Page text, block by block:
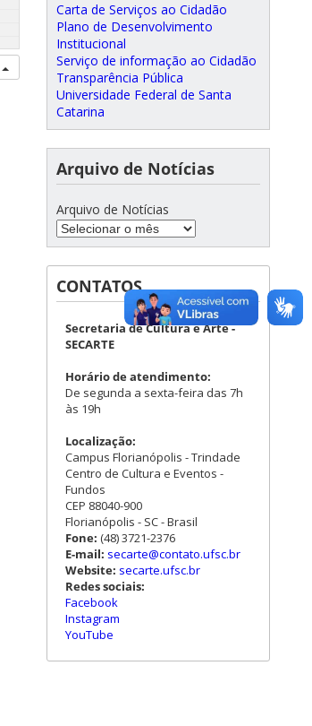
Carta de Serviços ao Cidadão
Plano de Desenvolvimento
Institucional
Serviço de informação ao Cidadão
Transparência Pública
Universidade Federal de Santa
Catarina
Arquivo de Notícias
Arquivo de Notícias
CONTATOS
Secretaria de Cultura e Arte -
SECARTE
Horário de atendimento:
De segunda a sexta-feira das 7h
às 19h
Localização:
Campus Florianópolis - Trindade
Centro de Cultura e Eventos -
Fundos
CEP 88040-900
Florianópolis - SC - Brasil
Fone: (48) 3721-2376
E-mail: secarte@contato.ufsc.br
Website: secarte.ufsc.br
Redes sociais:
Facebook
Instagram
YouTube